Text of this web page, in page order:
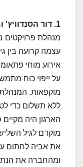
1. דור הסנדוויץ' ומשבר האפוטרופסות
עצמה קרועה בין
אירוע מוחי
על ייפוי כוח
מוקפאות.
ללא תשלום כדי
הארגון היה
מוקדם לגיל
את אביה לחתום
ומהחברה את